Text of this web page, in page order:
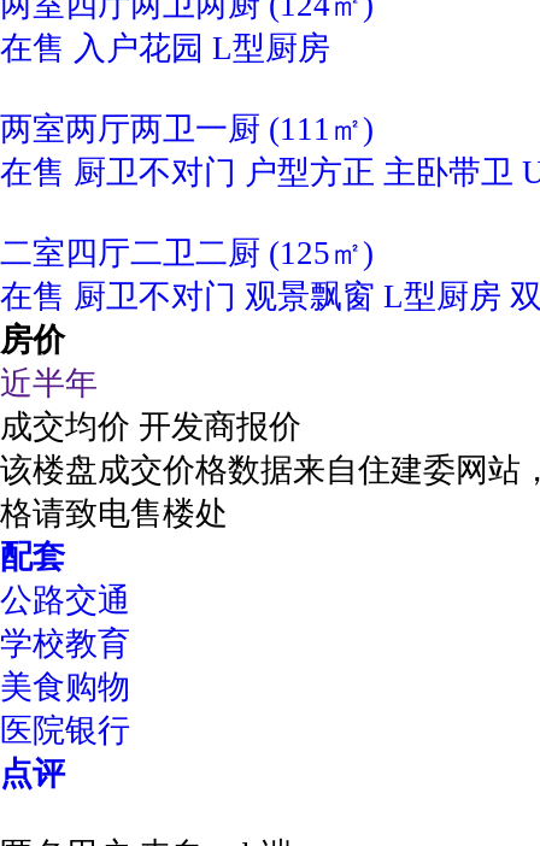
在售 入户花园 L型厨房
两室两厅两卫一厨 (111㎡)
在售 厨卫不对门 户型方正 主卧带卫
二室四厅二卫二厨 (125㎡)
在售 厨卫不对门 观景飘窗 L型厨房
房价
近半年
成交均价 开发商报价
该楼盘成交价格数据来自住建委网站
格请致电售楼处
配套
公路交通
学校教育
美食购物
医院银行
点评